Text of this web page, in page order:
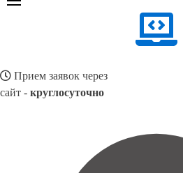
Прием заявок через
сайт - круглосуточно